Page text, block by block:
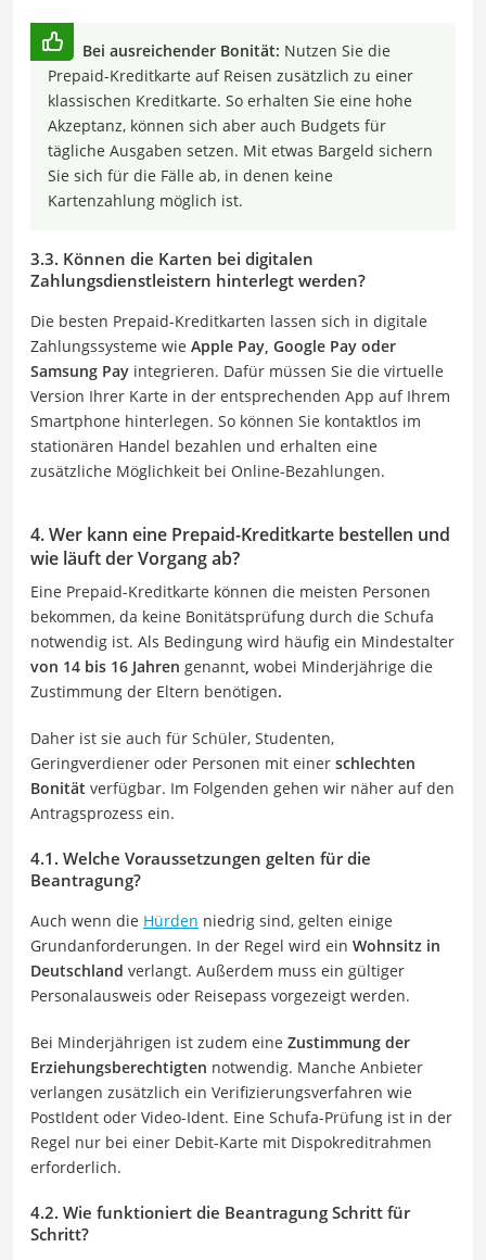
Bei ausreichender Bonität: Nutzen Sie die
Prepaid-Kreditkarte auf Reisen zusätzlich zu einer
klassischen Kreditkarte. So erhalten Sie eine hohe
Akzeptanz, können sich aber auch Budgets für
tägliche Ausgaben setzen. Mit etwas Bargeld sichern
Sie sich für die Fälle ab, in denen keine
Kartenzahlung möglich ist.
3.3. Können die Karten bei digitalen
Zahlungsdienstleistern hinterlegt werden?
Die besten Prepaid-Kreditkarten lassen sich in digitale
Zahlungssysteme wie Apple Pay, Google Pay oder
Samsung Pay integrieren. Dafür müssen Sie die virtuelle
Version Ihrer Karte in der entsprechenden App auf Ihrem
Smartphone hinterlegen. So können Sie kontaktlos im
stationären Handel bezahlen und erhalten eine
zusätzliche Möglichkeit bei Online-Bezahlungen.
4. Wer kann eine Prepaid-Kreditkarte bestellen und
wie läuft der Vorgang ab?
Eine Prepaid-Kreditkarte können die meisten Personen
bekommen, da keine Bonitätsprüfung durch die Schufa
notwendig ist. Als Bedingung wird häufig ein Mindestalter
von 14 bis 16 Jahren genannt wobei Minderjährige die
Zustimmung der Eltern benötigen.
Daher ist sie auch für Schüler, Studenten,
Geringverdiener oder Personen mit einer schlechten
Bonität verfügbar. Im Folgenden gehen wir näher auf den
Antragsprozess ein.
4.1. Welche Voraussetzungen gelten für die
Beantragung?
Auch wenn die Hürden niedrig sind, gelten einige
Grundanforderungen. In der Regel wird ein Wohnsitz in
Deutschland verlangt. Außerdem muss ein gültiger
Personalausweis oder Reisepass vorgezeigt werden.
Bei Minderjährigen ist zudem eine Zustimmung der
Erziehungsberechtigten notwendig. Manche Anbieter
verlangen zusätzlich ein Verifizierungsverfahren wie
PostIdent oder Video-Ident. Eine Schufa-Prüfung ist in der
Regel nur bei einer Debit-Karte mit Dispokreditrahmen
erforderlich.
4.2. Wie funktioniert die Beantragung Schritt für
Schritt?